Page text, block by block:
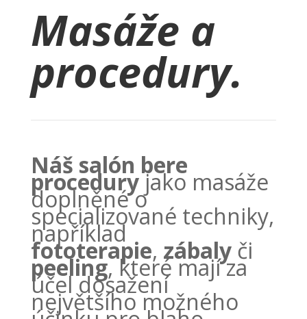
Masáže a
procedury.
Náš salón bere
proceduryjako masáže
doplněné o
specializované techniky,
například
fototerapie, zábalyči
peeling, které mají za
účel dosažení
největšího možného